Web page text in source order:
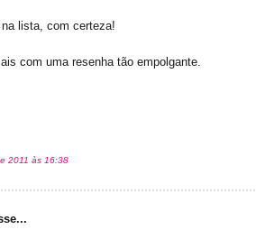
lista, com certeza!
com uma resenha tão empolgante.
2011 às 16:38